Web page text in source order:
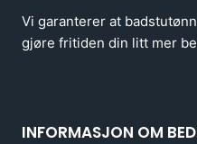
Vi garanterer at
gjøre fritiden din litt mer
INFORMASJON OM